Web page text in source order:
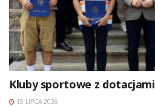
Kluby sportowe z dotacjami
15 LIPCA 2026